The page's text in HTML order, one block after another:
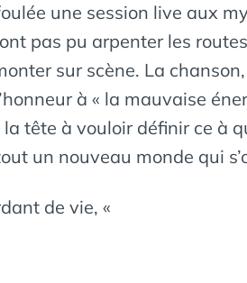
une session live aux
pas pu arpenter les
sur scène. La
à « la mauvaise
tête à vouloir définir ce à
un nouveau monde qui
de vie, «